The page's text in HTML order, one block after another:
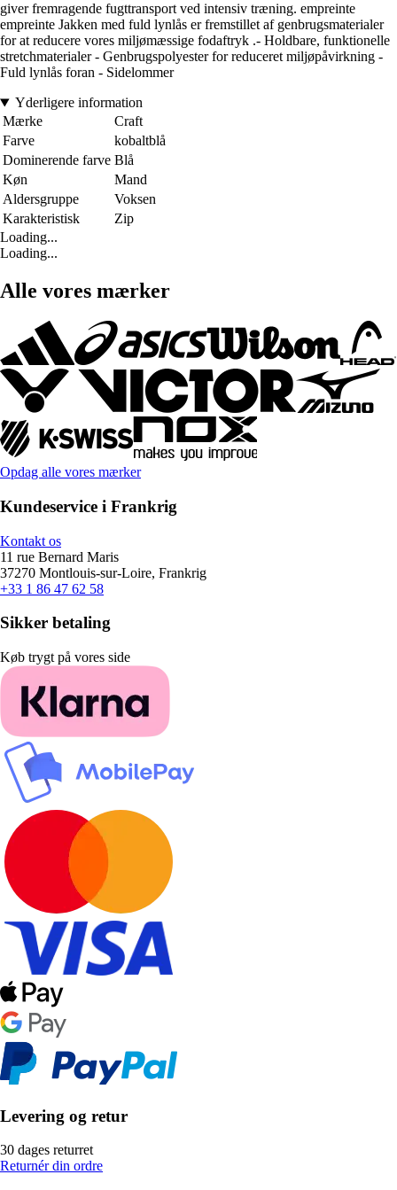
giver fremragende fugttransport ved intensiv træning. empreinte
empreinte Jakken med fuld lynlås er fremstillet af genbrugsmaterialer
for at reducere vores miljømæssige fodaftryk .- Holdbare, funktionelle
stretchmaterialer - Genbrugspolyester for reduceret miljøpåvirkning -
Fuld lynlås foran - Sidelommer
Yderligere information
Mærke
Craft
Farve
kobaltblå
Dominerende farve Blå
Køn
Mand
Aldersgruppe
Voksen
Karakteristisk
Zip
Loading...
Loading...
Alle vores mærker
Opdag alle vores mærker
Kundeservice i Frankrig
Kontakt os
11 rue Bernard Maris
37270 Montlouis-sur-Loire, Frankrig
+33 1 86 47 62 58
Sikker betaling
Køb trygt på vores side
Levering og retur
30 dages returret
Returnér din ordre